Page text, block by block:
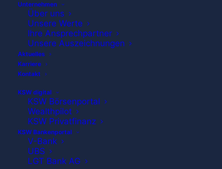
Unternehmen
Über uns
Unsere Werte
Ihre Ansprechpartner
Unsere Auszeichnungen
Aktuelles
Karriere
Kontakt
KSW digital
KSW Börsenportal
Wealthpilot
KSW Privatfinanz
KSW Bankenportal
V-Bank
UBS
LGT Bank AG
Neue Mitarbeiterin bei der
KSW
Seit 1. September 2019 verstärkt
Susanne Betke als neuestes
Teammitglied die KSW